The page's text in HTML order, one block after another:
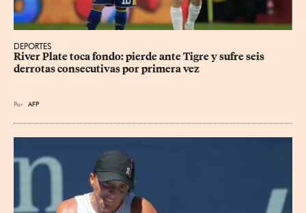
DEPORTES
River Plate toca fondo: pierde ante Tigre y sufre seis
derrotas consecutivas por primera vez
Por AFP